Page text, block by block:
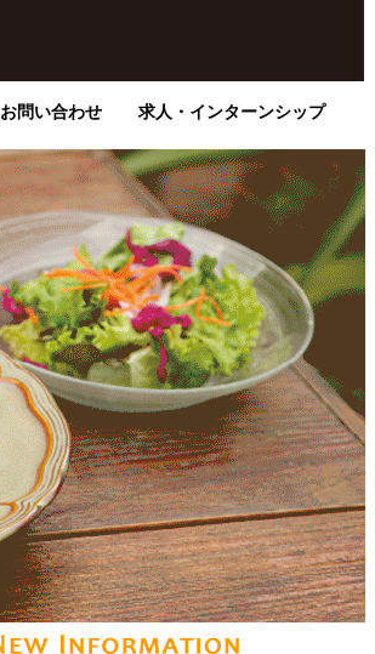
お問い合わせ 求人・インターンシップ